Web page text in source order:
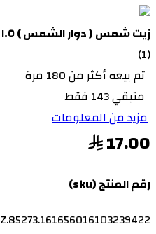
زيت شمس ( دوار الشمس ) ١.٥ لتر
(1)
تم بيعه أكثر من 180 مرة
متبقي 143 فقط
مزيد من المعلومات
17.00
رقم المنتج (sku)
Z.85273.161656016103239422